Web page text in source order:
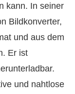
kann. In seiner
Bildkonverter,
und aus dem
Er ist
und nahtlose